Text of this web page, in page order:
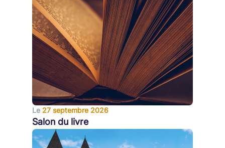
Le 27 septembre 2026
Salon du livre